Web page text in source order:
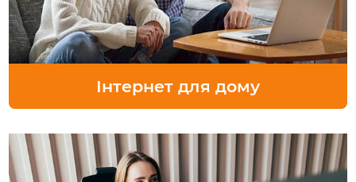
Інтернет для дому